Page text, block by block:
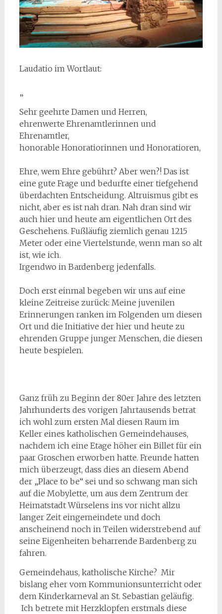
Laudatio im Wortlaut:
„
Sehr geehrte Damen und Herren,
ehrenwerte Ehrenamtlerinnen und
Ehrenamtler,
honorable Honoratiorinnen und Honoratioren,
Ehre, wem Ehre gebührt? Aber wen?! Das ist
eine gute Frage und bedurfte einer tiefgehend
überdachten Entscheidung. Altruismus gibt es
nicht, aber es ist nah dran. Nah dran sind wir
auch hier und heute am eigentlichen Ort des
Geschehens. Fußläufig ziemlich genau 1215
Meter oder eine Viertelstunde, wenn man so alt
ist, wie ich.
Irgendwo in Bardenberg jedenfalls.
Doch erst einmal begeben wir uns auf eine
kleine Zeitreise zurück: Meine juvenilen
Erinnerungen ranken im Folgenden um diesen
Ort und die Initiative der hier und heute zu
ehrenden Gruppe junger Menschen, die diesen
heute bespielen.
Ganz früh zu Beginn der 80er Jahre des letzten
Jahrhunderts des vorigen Jahrtausends betrat
ich wohl zum ersten Mal diesen Raum im
Keller eines katholischen Gemeindehauses,
nachdem ich eine Etage höher ein Billet für ein
paar Groschen erworben hatte. Freunde hatten
mich überzeugt, dass dies an diesem Abend
der „Place to be“ sei und so schwang man sich
auf die Mobylette, um aus dem Zentrum der
Heimatstadt Würselens ins vor nicht allzu
langer Zeit eingemeindete und doch
anscheinend noch in Teilen widerstrebend auf
seine Eigenheiten beharrende Bardenberg zu
fahren.
Gemeindehaus, katholische Kirche? Mir
bislang eher vom Kommunionsunterricht oder
dem Kinderkarneval an St. Sebastian geläufig.
Ich betrete mit Herzklopfen erstmals diese